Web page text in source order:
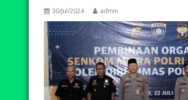
30/Jul/2024 admin